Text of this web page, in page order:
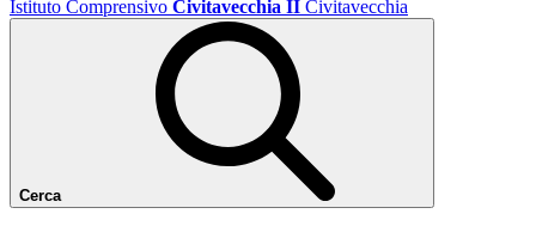
Istituto Comprensivo Civitavecchia II Civitavecchia
Cerca